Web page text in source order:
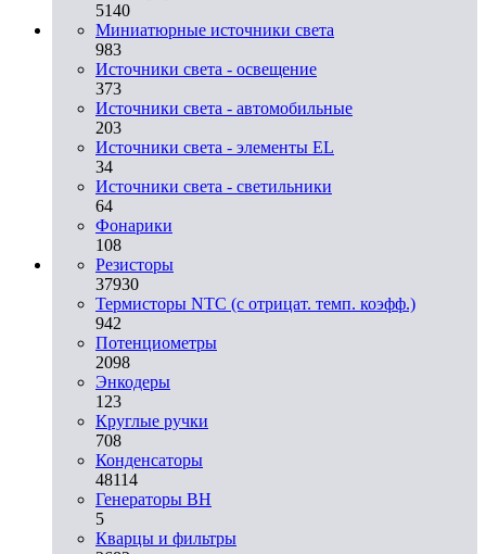
5140
Миниатюрные источники света
983
Источники света - освещение
373
Источники света - автомобильные
203
Источники света - элементы EL
34
Источники света - светильники
64
Фонарики
108
Резисторы
37930
Термисторы NTC (с отрицат. темп. коэфф.)
942
Потенциометры
2098
Энкодеры
123
Круглые ручки
708
Конденсаторы
48114
Генераторы ВН
5
Кварцы и фильтры